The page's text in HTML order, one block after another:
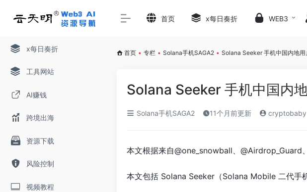
x每日奏折
工具网站
AI赚钱
跨境出海
资源下载
风险控制
视频教程
首页 x每日奏折 WEB3
首页 • 专栏 • Solana手机SAGA2 • Solana Seeker 手机中国内地
Solana Seeker 手机中国内
Solana手机SAGA2 11个月前更新 cryptobaby
本文根据来自@one_snowball、@Airdrop_Guard
本文包括 Solana Seeker（Solana Mobile 二代手